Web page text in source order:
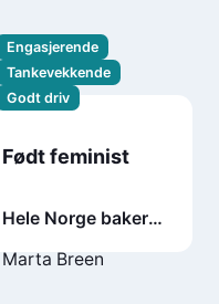
styringen
Engasjerende
Tankevekkende
Godt driv
Født feminist
Hele Norge baker
Marta Breen